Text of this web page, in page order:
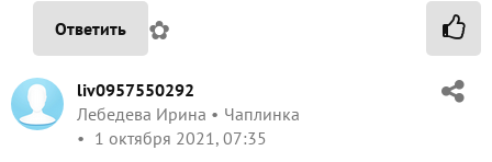
Ответить ✿
liv0957550292
Лебедева Ирина
Чаплинка
1 октября 2021, 07:35